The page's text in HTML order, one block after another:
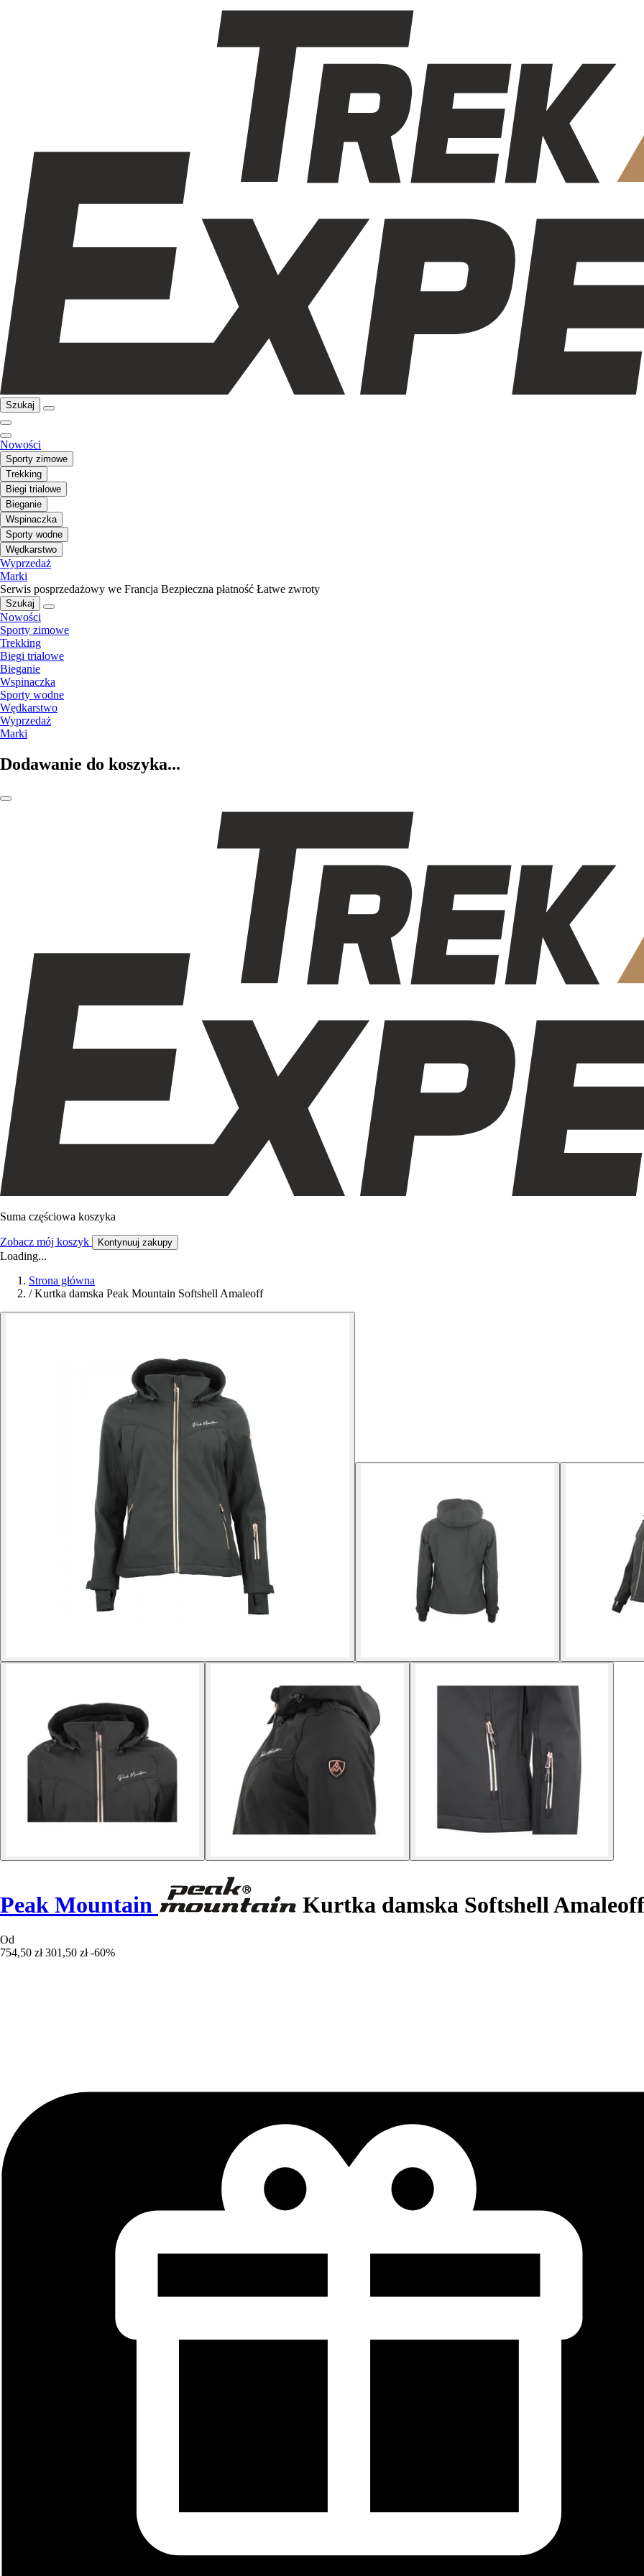
Szukaj
Nowości
Sporty zimowe
Trekking
Biegi trialowe
Bieganie
Wspinaczka
Sporty wodne
Wędkarstwo
Wyprzedaż
Marki
Serwis posprzedażowy we Francja Bezpieczna płatność Łatwe zwroty
Szukaj
Nowości
Sporty zimowe
Trekking
Biegi trialowe
Bieganie
Wspinaczka
Sporty wodne
Wędkarstwo
Wyprzedaż
Marki
Dodawanie do koszyka...
Suma częściowa koszyka
Zobacz mój koszyk Kontynuuj zakupy
Loading...
Strona główna
/ Kurtka damska Peak Mountain Softshell Amaleoff
Peak Mountain Kurtka damska Softshell Amaleoff
Od
754,50 zł 301,50 zł -60%